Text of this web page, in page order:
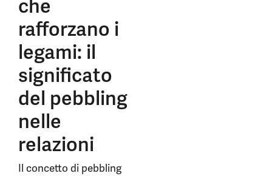
che
rafforzano i
legami: il
significato
del pebbling
nelle
relazioni
Il concetto di pebbling